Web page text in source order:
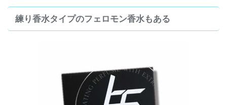
練り香水タイプのフェロモン香水もある